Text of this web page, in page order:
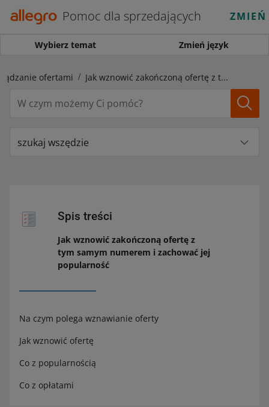
Pomoc dla sprzedających
Wybierz temat Zmień język
ofertami Jak wznowić zakończoną ofertę z tym samym numerem i zachować jej popularność
szukaj wszędzie
Spis treści
Jak wznowić zakończoną ofertę z
tym samym numerem i zachować jej
popularność
Na czym polega wznawianie oferty
Jak wznowić ofertę
Co z popularnością
Co z opłatami